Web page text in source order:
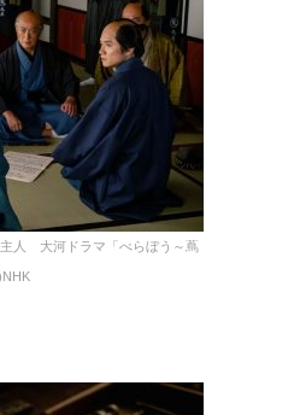
人 大河ドラマ「べらぼう～蔦